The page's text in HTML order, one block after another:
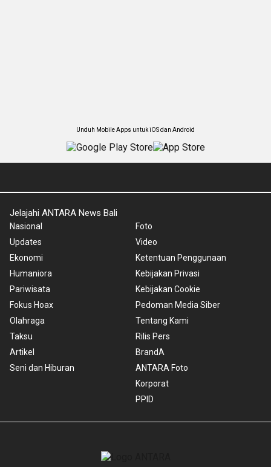
Unduh Mobile Apps untuk iOS dan Android
Jelajahi ANTARA News Bali
Nasional
Updates
Ekonomi
Humaniora
Pariwisata
Fokus Hoax
Olahraga
Taksu
Artikel
Seni dan Hiburan
Foto
Video
Ketentuan Penggunaan
Kebijakan Privasi
Kebijakan Cookie
Pedoman Media Siber
Tentang Kami
Rilis Pers
BrandA
ANTARA Foto
Korporat
PPID